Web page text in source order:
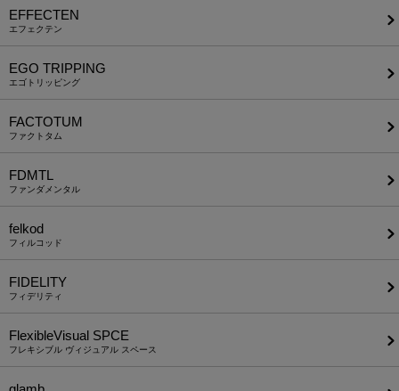
EFFECTEN
エフェクテン
EGO TRIPPING
エゴトリッピング
FACTOTUM
ファクトタム
FDMTL
ファンダメンタル
felkod
フィルコッド
FIDELITY
フィデリティ
FlexibleVisual SPCE
フレキシブル ヴィジュアル スペース